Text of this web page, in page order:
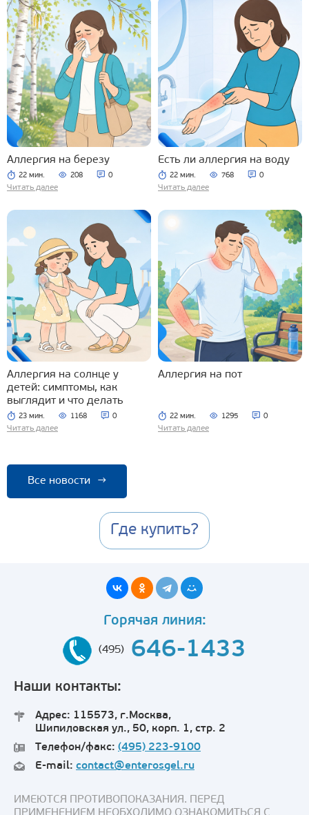
Аллергия на березу
22 мин. 208 0
Читать далее
Есть ли аллергия на воду
22 мин. 768 0
Читать далее
Аллергия на солнце у
детей: симптомы, как
выглядит и что делать
23 мин. 1168 0
Читать далее
Аллергия на пот
22 мин. 1295 0
Читать далее
Все новости →
Где купить?
Горячая линия:
(495) 646-1433
Наши контакты:
Адрес: 115573, г.Москва,
Шипиловская ул., 50, корп. 1, стр. 2
Телефон/факс: (495) 223-9100
E-mail: contact@enterosgel.ru
ИМЕЮТСЯ ПРОТИВОПОКАЗАНИЯ. ПЕРЕД
ПРИМЕНЕНИЕМ НЕОБХОДИМО ОЗНАКОМИТЬСЯ С